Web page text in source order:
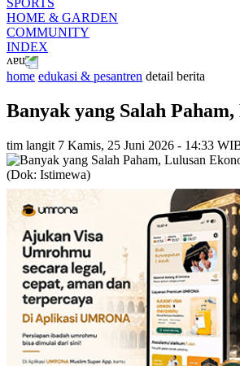
SPORTS
HOME & GARDEN
COMMUNITY
INDEX
home edukasi & pesantren detail berita
Banyak yang Salah
tim langit 7 Kamis, 25 Juni 2026 - 14:33
(Dok: Istimewa)